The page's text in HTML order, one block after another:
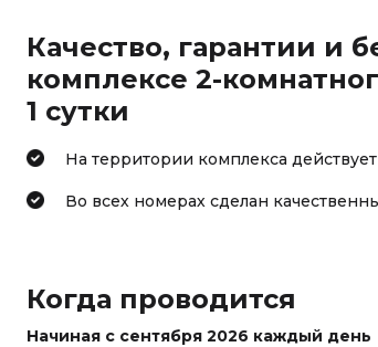
Качество, гарантии и
комплексе 2-
1 сутки
На территории комплекса
Во всех номерах сделан
Когда проводится
Начиная с сентября 2026 каждый день